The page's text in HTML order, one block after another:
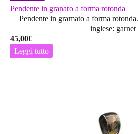
Pendente in granato a forma rotonda
Pendente in gramato a forma
inglese: garnet
45,00€
Leggi tutto